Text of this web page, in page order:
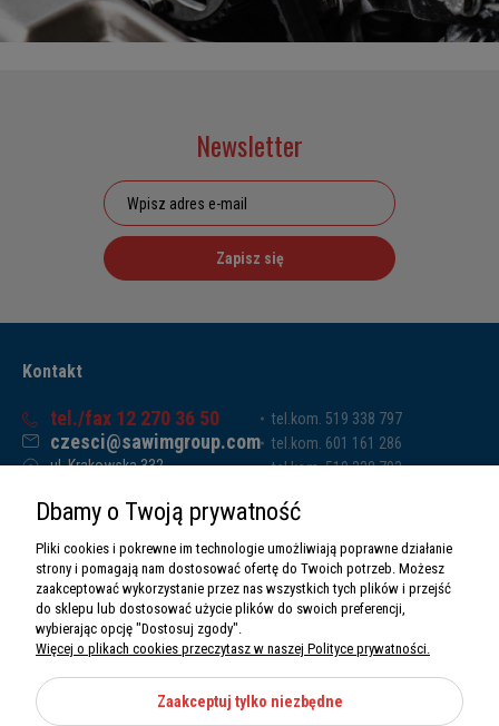
Newsletter
Zapisz się
Kontakt
tel./fax 12 270 36 50
czesci@sawimgroup.com
ul. Krakowska 332,
Sawim Group Mariusz Zdyb sp. k.
NIP: 5130284470
REGON: 5246591010
tel.kom. 519 338 797
tel.kom. 601 161 286
tel.kom. 519 338 793
O nas
Informacje
Dbamy o Twoją prywatność
Pliki cookies i pokrewne im technologie umożliwiają poprawne działanie
strony i pomagają nam dostosować ofertę do Twoich potrzeb. Możesz
zaakceptować wykorzystanie przez nas wszystkich tych plików i przejść
do sklepu lub dostosować użycie plików do swoich preferencji,
wybierając opcję "Dostosuj zgody".
Więcej o plikach cookies przeczytasz w naszej Polityce prywatności.
Zaakceptuj tylko niezbędne